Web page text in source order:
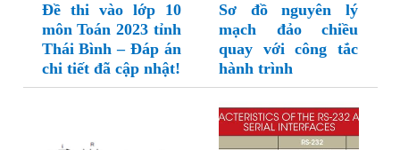
Đề thi vào lớp 10
môn Toán 2023 tỉnh
Thái Bình – Đáp án
chi tiết đã cập nhật!
Sơ đồ nguyên lý
mạch đảo chiều
quay với công tắc
hành trình